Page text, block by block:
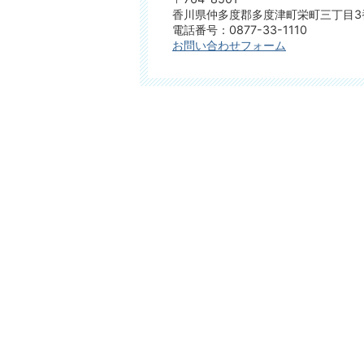
香川県仲多度郡多度津町栄町三丁目
電話番号：0877-33-1110
お問い合わせフォーム